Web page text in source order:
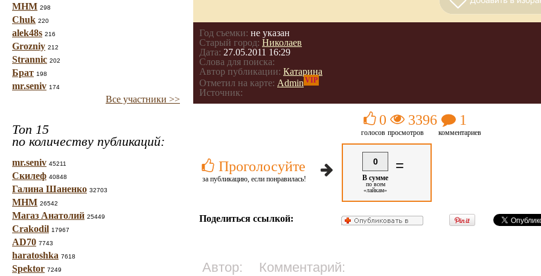
МНМ 298
Chuk 220
alek48s 216
Grozniy 212
Strannic 202
Брат 198
mr.seniv 174
Все участники >>
Топ 15
по количеству публикаций:
mr.seniv 45211
Скилеф 40848
Галина Шаненко 32703
МНМ 26542
Магаз Анатолий 25449
Crakodil 17967
AD70 7743
haratoshka 7618
Spektor 7249
Год съемки: не указан
Старый город: Николаев
Дата: 27.05.2011 16:29
Слова для поиска:
Автор публикации: Катарина
Отметил на карте: Admin VIP
Источник:
Проголосуйте
за публикацию, если понравилась!
0
голосов
3396
просмотров
1
комментариев
0
В сумме
по всем
«лайкам»
=
Поделиться ссылкой:
Автор: Комментарий: